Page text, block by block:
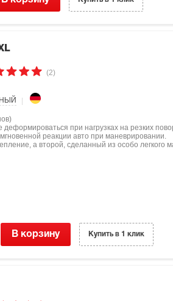
(2)
при нагрузках на резких
реакции авто при маневрировании.
а второй, сделанный из особо легкого
В корзину Купить в 1 клик